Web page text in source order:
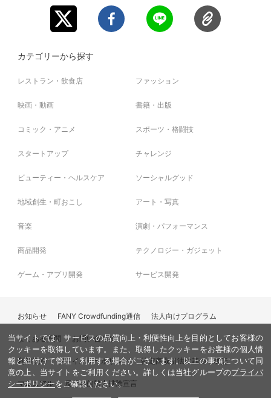
カテゴリーから探す
レストラン・飲食店 ファッション
映画・動画 書籍・出版
コミック・アニメ スポーツ・格闘技
スタートアップ チャレンジ
ビューティー・ヘルスケア ソーシャルグッド
地域創生・町おこし アート・写真
音楽 演劇・パフォーマンス
商品開発 テクノロジー・ガジェット
ゲーム・アプリ開発 サービス開発
お知らせ FANY Crowdfunding通信 法人向けプログラム
よくある質問 お問い合わせ
利用規約 プライバシーポリシー 特定商取引法に基づく表記
マニュアル 反社会的勢力排除宣言
当サイトでは、サービスの品質向上・利便性向上を目的としてお客様の
クッキーを取得しています。また、取得したクッキーをお客様の個人情
報と紐付けて管理・利用する場合がございます。以上の事項について同
意の上、当サイトをご利用ください。詳しくは当社グループのプライバ
シーポリシーをご確認ください。